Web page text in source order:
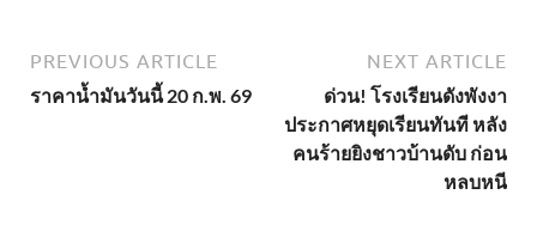
PREVIOUS ARTICLE
ราคาน้ำมันวันนี้ 20 ก.พ. 69
NEXT ARTICLE
ด่วน! โรงเรียนดังพังงา
ประกาศหยุดเรียนทันที หลัง
คนร้ายยิงชาวบ้านดับ ก่อน
หลบหนี